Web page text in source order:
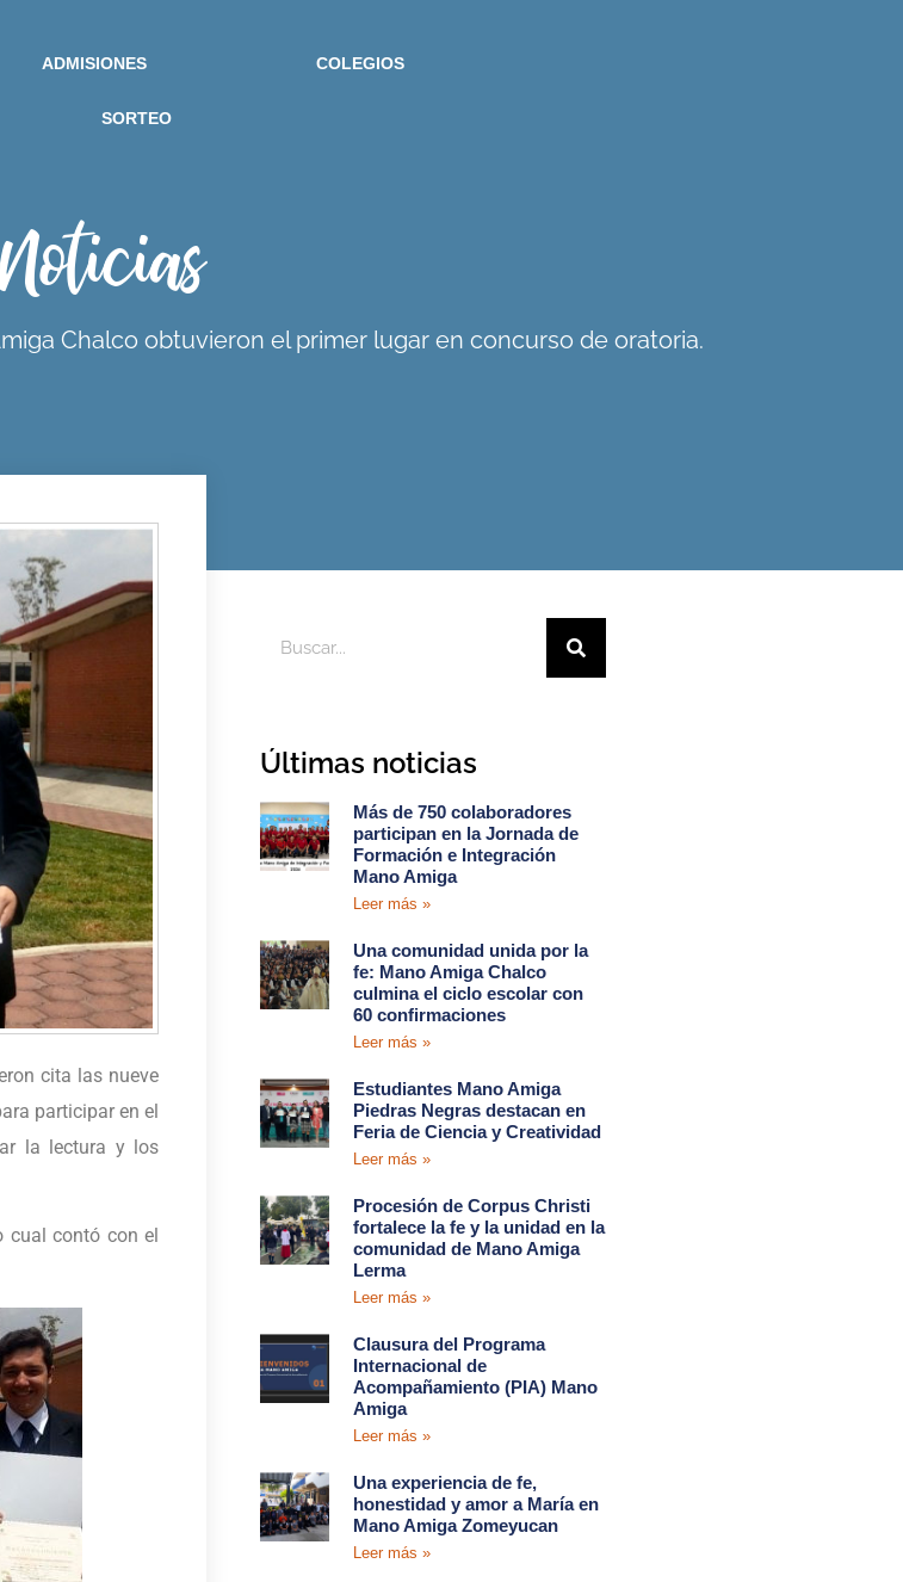
ADMISIONES COLEGIOS
SORTEO
Noticias
Chalco obtuvieron el primer lugar en concurso de oratoria.
cita las nueve
participar en el
la lectura y los
cual contó con el
Últimas noticias
Más de 750 colaboradores
participan en la Jornada de
Formación e Integración
Mano Amiga
Leer más »
Una comunidad unida por la
fe: Mano Amiga Chalco
culmina el ciclo escolar con
60 confirmaciones
Leer más »
Estudiantes Mano Amiga
Piedras Negras destacan en
Feria de Ciencia y Creatividad
Leer más »
Procesión de Corpus Christi
fortalece la fe y la unidad en la
comunidad de Mano Amiga
Lerma
Leer más »
Clausura del Programa
Internacional de
Acompañamiento (PIA) Mano
Amiga
Leer más »
Una experiencia de fe,
honestidad y amor a María en
Mano Amiga Zomeyucan
Leer más »